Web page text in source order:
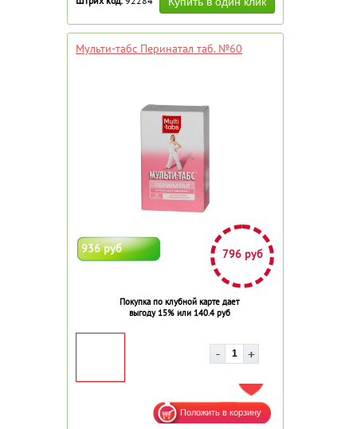
Мульти-табс Перинатал таб. №60
936 руб 796 руб
Покупка по клубной карте дает
выгоду 15% или 140.4 руб
ДОБАВИТЬ В ИЗБРАННОЕ